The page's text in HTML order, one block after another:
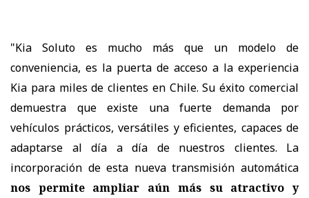
"Kia Soluto es mucho más que un modelo de
conveniencia, es la puerta de acceso a la experiencia
Kia para miles de clientes en Chile. Su éxito comercial
demuestra que existe una fuerte demanda por
vehículos prácticos, versátiles y eficientes, capaces de
adaptarse al día a día de nuestros clientes. La
incorporación de esta nueva transmisión automática
nos permite ampliar aún más su atractivo y